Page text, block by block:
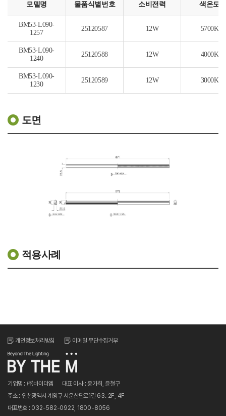
모델명 물품식별번호 소비전력 색온도
BM53-L090-
1257
25120587 12W 5700K
BM53-L090-
1240
25120588 12W 4000K
BM53-L090-
1230
25120589 12W 3000K
도면
적용사례
개인정보처리방침 이메일 무단수집거부
기업명 : ㈜바이더엠
대표 이사 : 윤가희, 윤철구
주소 : 인천광역시 계양구 서운산단로1길 63. 2F, 4F
대표번호 : 032-582-0922, 1800-8056